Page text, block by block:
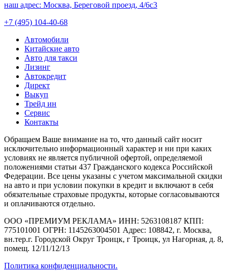
наш адрес: Москва, Береговой проезд, 4/6с3
+7 (495) 104-40-68
Автомобили
Китайские авто
Авто для такси
Лизинг
Автокредит
Директ
Выкуп
Трейд ин
Сервис
Контакты
Обращаем Ваше внимание на то, что данный сайт носит
исключительно информационный характер и ни при каких
условиях не является публичной офертой, определяемой
положениями статьи 437 Гражданского кодекса Российской
Федерации. Все цены указаны с учетом максимальной скидки
на авто и при условии покупки в кредит и включают в себя
обязательные страховые продукты, которые согласовываются
и оплачиваются отдельно.
ООО «ПРЕМИУМ РЕКЛАМА» ИНН: 5263108187 КПП:
775101001 ОГРН: 1145263004501 Адрес: 108842, г. Москва,
вн.тер.г. Городской Округ Троицк, г Троицк, ул Нагорная, д. 8,
помещ. 12/11/12/13
Политика конфиденциальности.